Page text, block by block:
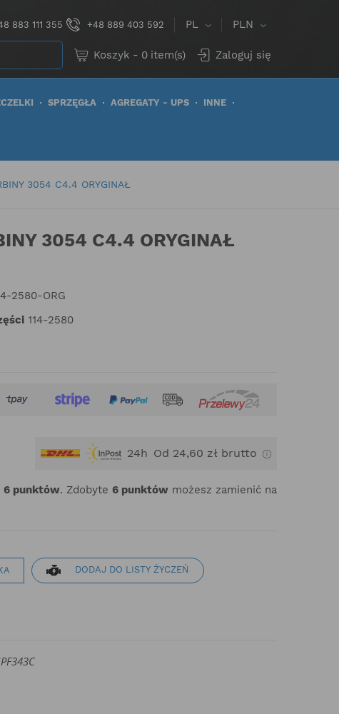
883 111 355 +48 889 403 592 PL PLN
Koszyk - 0 item(s) Zaloguj się
SPRZĘGŁA AGREGATY - UPS INNE
3054 C4.4 ORYGINAŁ
3054 C4.4 ORYGINAŁ
2580-ORG
114-2580
24h Od 24,60 zł brutto
6 punktów. Zdobyte 6 punktów możesz zamienić na
DODAJ DO LISTY ŻYCZEŃ